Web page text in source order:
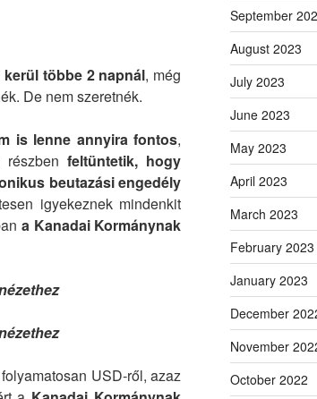
kerül többe 2 napnál, még
De nem szeretnék.
is lenne annyira fontos,
részbenfeltüntetik, hogy
beutazási engedély
igyekeznek mindenkit
a Kanadai Kormánynak
USD-ről, azaz
September
August 2023
July 2023
June 2023
May 2023
April 2023
March 2023
February 2023
January 2023
December
November
October 2022